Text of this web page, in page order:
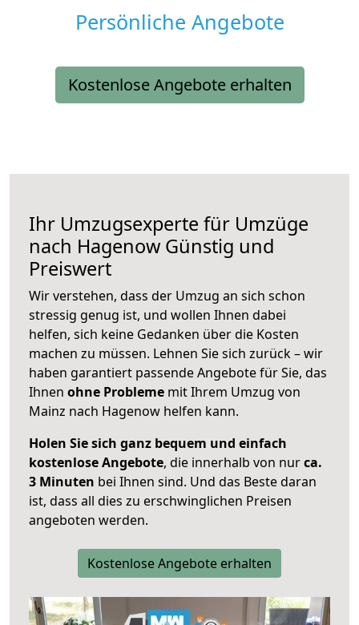
Persönliche Angebote
Kostenlose Angebote erhalten
Ihr Umzugsexperte für Umzüge
nach Hagenow Günstig und
Preiswert
Wir verstehen, dass der Umzug an sich schon
stressig genug ist, und wollen Ihnen dabei
helfen, sich keine Gedanken über die Kosten
machen zu müssen. Lehnen Sie sich zurück – wir
haben garantiert passende Angebote für Sie, das
Ihnen ohne Probleme mit Ihrem Umzug von
Mainz nach Hagenow helfen kann.
Holen Sie sich ganz bequem und einfach
kostenlose Angebote, die innerhalb von nurca.
3 Minuten bei Ihnen sind. Und das Beste daran
ist, dass all dies zu erschwinglichen Preisen
angeboten werden.
Kostenlose Angebote erhalten